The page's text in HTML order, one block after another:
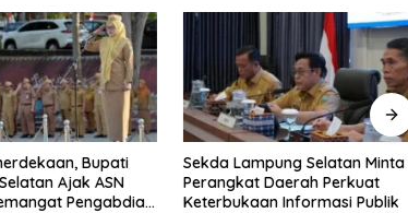
Selatan Minta
Daerah Perkuat
Informasi Publik
Bupati Radityo Egi Tekankan
Dua Kunci Utama
Pembangunan Desa: Impact